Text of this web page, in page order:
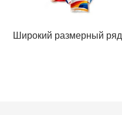
Широкий размерный ряд